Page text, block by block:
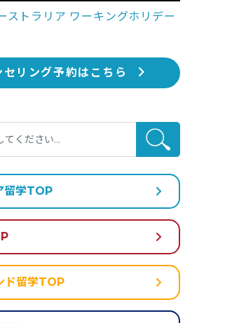
ストラリア ワーキングホリデー
セリング予約はこちら
留学TOP
ド留学TOP